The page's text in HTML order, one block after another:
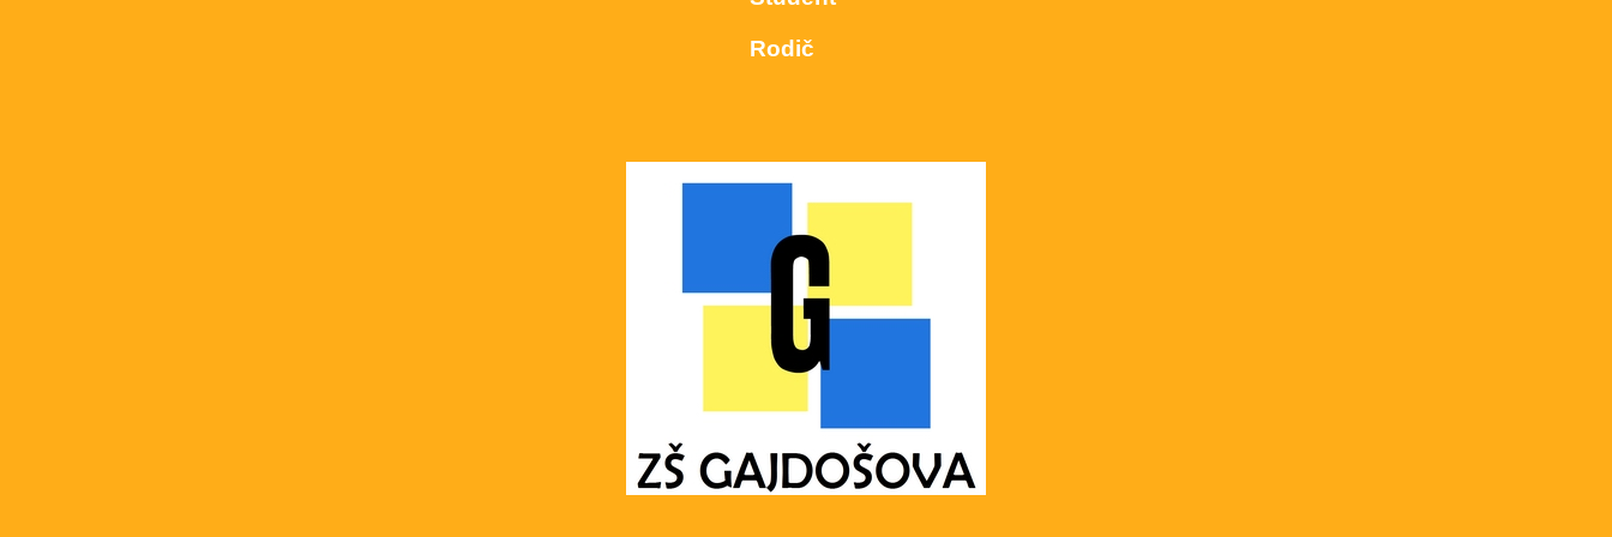
Rodič